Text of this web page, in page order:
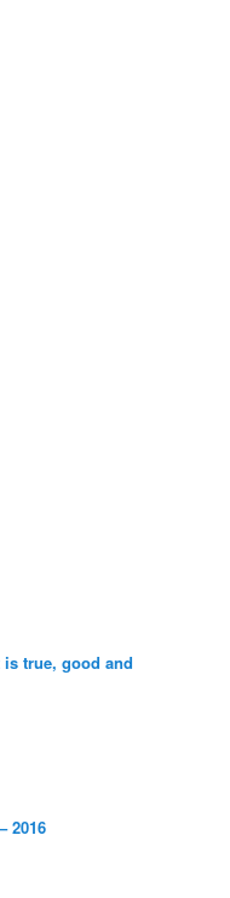
true, good and
2016